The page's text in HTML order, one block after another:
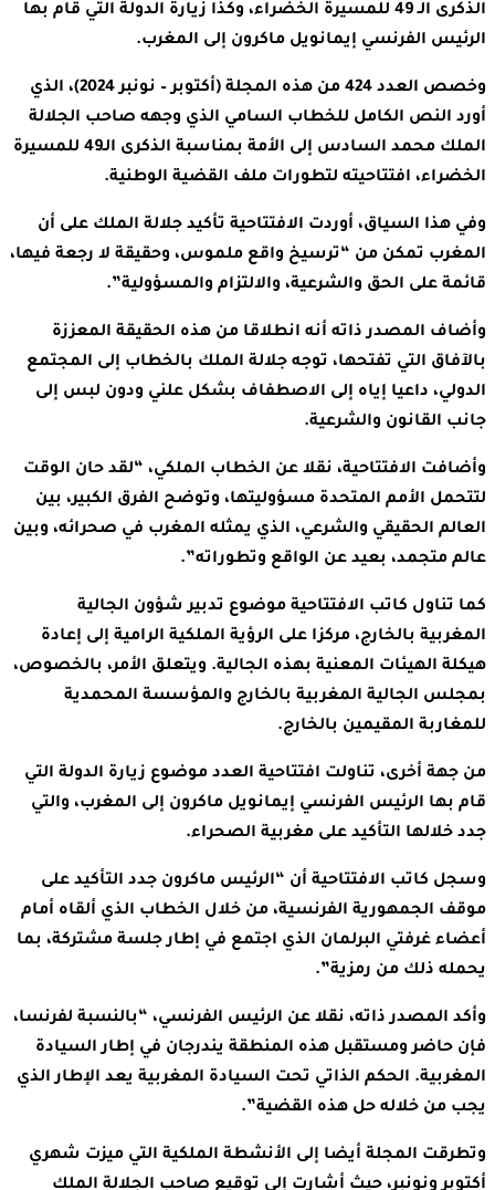
الذكرى الـ 49 للمسيرة الخضراء، وكذا زيارة الدولة التي قام بها
الرئيس الفرنسي إيمانويل ماكرون إلى المغرب.
وخصص العدد 424 من هذه المجلة (أكتوبر – نونبر 2024)، الذي
أورد النص الكامل للخطاب السامي الذي وجهه صاحب الجلالة
الملك محمد السادس إلى الأمة بمناسبة الذكرى الـ49 للمسيرة
الخضراء، افتتاحيته لتطورات ملف القضية الوطنية.
وفي هذا السياق، أوردت الافتتاحية تأكيد جلالة الملك على أن
المغرب تمكن من “ترسيخ واقع ملموس، وحقيقة لا رجعة فيها،
قائمة على الحق والشرعية، والالتزام والمسؤولية”.
وأضاف المصدر ذاته أنه انطلاقا من هذه الحقيقة المعززة
بالآفاق التي تفتحها، توجه جلالة الملك بالخطاب إلى المجتمع
الدولي، داعيا إياه إلى الاصطفاف بشكل علني ودون لبس إلى
جانب القانون والشرعية.
وأضافت الافتتاحية، نقلا عن الخطاب الملكي، “لقد حان الوقت
لتتحمل الأمم المتحدة مسؤوليتها، وتوضح الفرق الكبير، بين
العالم الحقيقي والشرعي، الذي يمثله المغرب في صحرائه، وبين
عالم متجمد، بعيد عن الواقع وتطوراته”.
كما تناول كاتب الافتتاحية موضوع تدبير شؤون الجالية
المغربية بالخارج، مركزا على الرؤية الملكية الرامية إلى إعادة
هيكلة الهيئات المعنية بهذه الجالية. ويتعلق الأمر، بالخصوص،
بمجلس الجالية المغربية بالخارج والمؤسسة المحمدية
للمغاربة المقيمين بالخارج.
من جهة أخرى، تناولت افتتاحية العدد موضوع زيارة الدولة التي
قام بها الرئيس الفرنسي إيمانويل ماكرون إلى المغرب، والتي
جدد خلالها التأكيد على مغربية الصحراء.
وسجل كاتب الافتتاحية أن “الرئيس ماكرون جدد التأكيد على
موقف الجمهورية الفرنسية، من خلال الخطاب الذي ألقاه أمام
أعضاء غرفتي البرلمان الذي اجتمع في إطار جلسة مشتركة، بما
يحمله ذلك من رمزية”.
وأكد المصدر ذاته، نقلا عن الرئيس الفرنسي، “بالنسبة لفرنسا،
فإن حاضر ومستقبل هذه المنطقة يندرجان في إطار السيادة
المغربية. الحكم الذاتي تحت السيادة المغربية يعد الإطار الذي
يجب من خلاله حل هذه القضية”.
وتطرقت المجلة أيضا إلى الأنشطة الملكية التي ميزت شهري
أكتوبر ونونبر، حيث أشارت إلى توقيع صاحب الجلالة الملك